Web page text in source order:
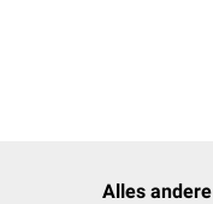
Alles andere